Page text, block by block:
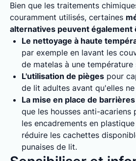
Bien que les traitements
couramment utilisés, certaines
alternatives peuvent également
Le nettoyage à haute
par exemple en lavant les
de matelas à une température
L'utilisation de pièges pour
de lit adultes avant qu'elles
La mise en place de
que les housses anti-acariens
les encadrements en
réduire les cachettes
punaises de lit.